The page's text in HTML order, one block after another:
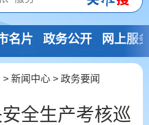
名片 政务公开 网上服
> 新闻中心 > 政务要闻
全生产考核巡